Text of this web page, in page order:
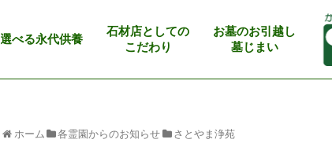
選べる永代供養
石材店としての
こだわり
お墓のお引越し
墓じまい
ホーム 各霊園からのお知らせ さとやま浄苑